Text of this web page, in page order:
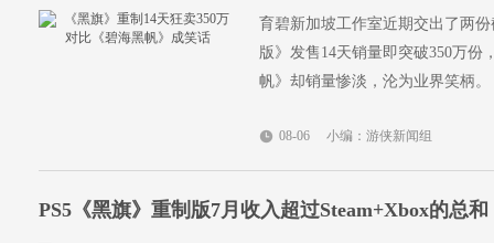
育碧新加坡工作室近期交出了两
版》发售14天销量即突破350万份
帆》却销量惨淡，沦为业界笑柄。
08-06 小编：游侠新闻组
PS5《黑旗》重制版7月收入超过Steam+Xbox的总和